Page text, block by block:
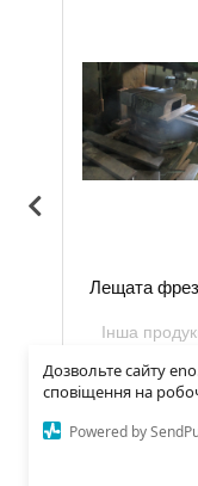
Дозвольте сайту
сповіщення на
Powered by
Лещата
Інша